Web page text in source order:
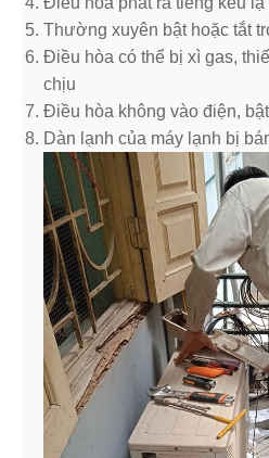
Thường xuyên bật hoặc tắt
Điều hòa có thể bị xì gas,
chịu
Điều hòa không vào điện,
Dàn lạnh của máy lạnh bị